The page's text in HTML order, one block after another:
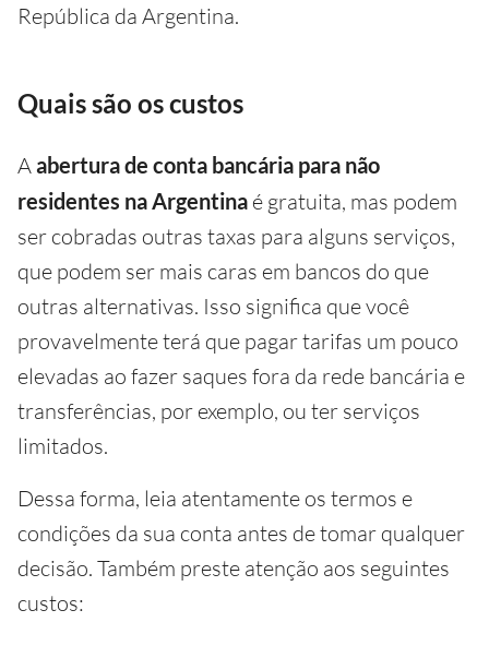
República da Argentina.
Quais são os custos
Aabertura de conta bancária para não
residentes na Argentina é gratuita, mas podem
ser cobradas outras taxas para alguns serviços,
que podem ser mais caras em bancos do que
outras alternativas. Isso significa que você
provavelmente terá que pagar tarifas um pouco
elevadas ao fazer saques fora da rede bancária e
transferências, por exemplo, ou ter serviços
limitados.
Dessa forma, leia atentamente os termos e
condições da sua conta antes de tomar qualquer
decisão. Também preste atenção aos seguintes
custos: